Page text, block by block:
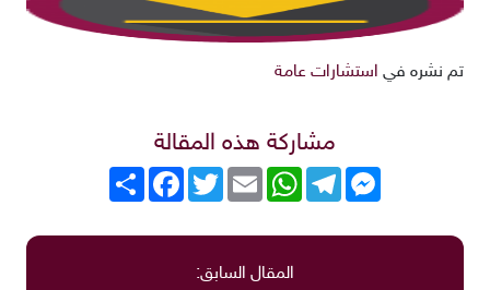
تم نشره في استشارات عامة
مشاركة هذه المقالة
انشر
FacebookTwitterEmail
WhatsAppTelegram
Messenger
المقال السابق: